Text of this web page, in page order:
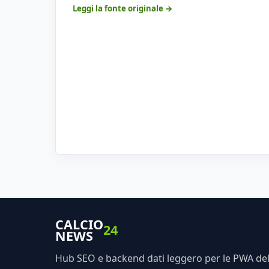
Leggi la fonte originale →
CALCIO
NEWS 24
Hub SEO e backend dati leggero per le PWA